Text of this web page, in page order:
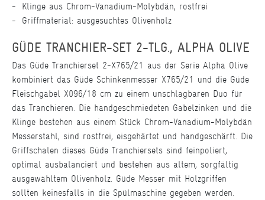
Klinge aus Chrom-Vanadium-Molybdän, rostfrei
Griffmaterial: ausgesuchtes Olivenholz
GÜDE TRANCHIER-SET 2-TLG., ALPHA OLIVE
Das Güde Tranchierset 2-X765/21 aus der Serie Alpha Olive
kombiniert das Güde Schinkenmesser X765/21 und die Güde
Fleischgabel X096/18 cm zu einem unschlagbaren Duo für
das Tranchieren. Die handgeschmiedeten Gabelzinken und die
Klinge bestehen aus einem Stück Chrom-Vanadium-Molybdän
Messerstahl, sind rostfrei, eisgehärtet und handgeschärft. Die
Griffschalen dieses Güde Tranchiersets sind feinpoliert,
optimal ausbalanciert und bestehen aus altem, sorgfältig
ausgewähltem Olivenholz. Güde Messer mit Holzgriffen
sollten keinesfalls in die Spülmaschine gegeben werden.